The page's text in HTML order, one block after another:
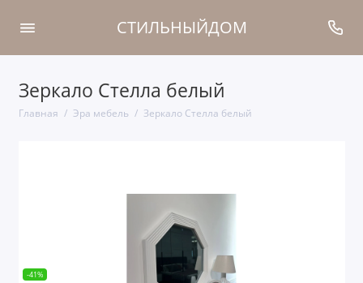
СТИЛЬНЫЙДОМ
Зеркало Стелла белый
Главная Эра мебель Зеркало Стелла белый
-41%